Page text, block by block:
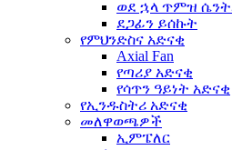
ወደ ኋላ ጥምዝ
ደጋፊን ይሰኩት
የምህንድስና አድናቂ
Axial Fan
የጣሪያ አድናቂ
የሳጥን ዓይነት አድናቂ
የኢንዱስትሪ አድናቂ
መለዋወጫዎች
ኢምፔለር